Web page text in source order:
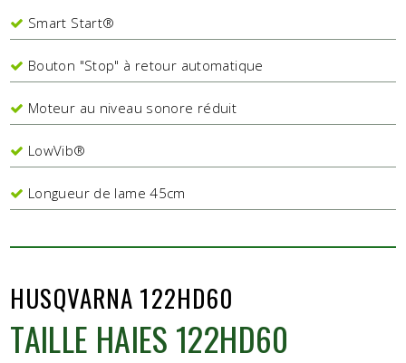
Smart Start®
Bouton "Stop" à retour automatique
Moteur au niveau sonore réduit
LowVib®
Longueur de lame 45cm
HUSQVARNA 122HD60
TAILLE HAIES 122HD60